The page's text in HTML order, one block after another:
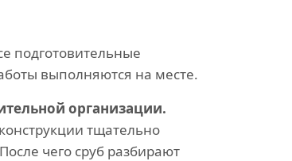
подготовительные
выполняются на месте.
организации.
тщательно
чего сруб разбирают